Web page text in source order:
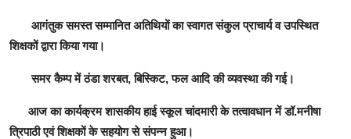
आगंतुक समस्त सम्मानित अतिथियों का स्वागत संकुल प्राचार्य व उपस्थित
शिक्षकों द्वारा किया गया।
समर कैम्प में ठंडा शरबत, बिस्किट, फल आदि की व्यवस्था की गई।
आज का कार्यक्रम शासकीय हाई स्कूल चांदमारी के तत्वावधान में डॉ.मनीषा
त्रिपाठी एवं शिक्षकों के सहयोग से संपन्न हुआ।